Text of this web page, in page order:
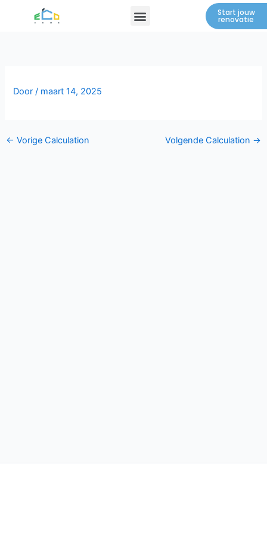
Menu Start jouw
renovatie
Door/ maart 14, 2025
← Vorige Calculation Volgende Calculation →